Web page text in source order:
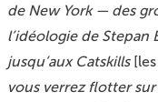
de New York — des
l’idéologie de Stepan
jusqu’aux Catskills[les
vous verrez flotter